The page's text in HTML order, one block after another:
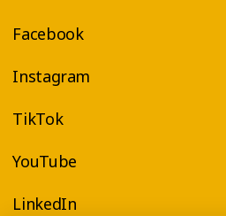
Facebook
Instagram
TikTok
YouTube
LinkedIn